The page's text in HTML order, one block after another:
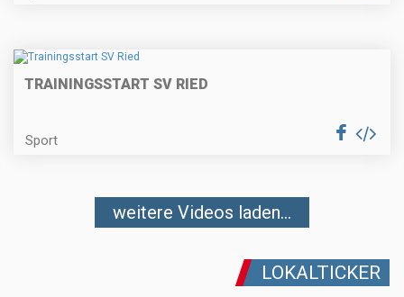
TRAININGSSTART SV RIED
Sport
weitere Videos laden...
LOKALTICKER